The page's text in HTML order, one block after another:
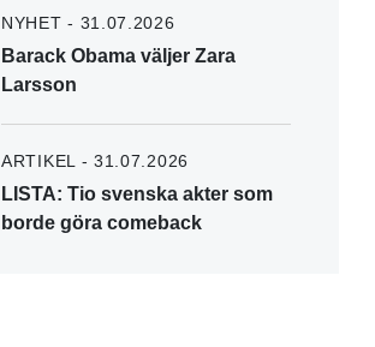
NYHET - 31.07.2026
Barack Obama väljer Zara
Larsson
ARTIKEL - 31.07.2026
LISTA: Tio svenska akter som
borde göra comeback